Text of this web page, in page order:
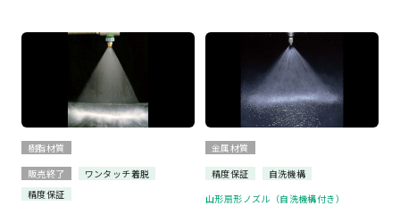
樹脂材質
販売終了
ワンタッチ着脱
精度保証
金属材質
精度保証
自洗機構
山形扇形ノズル（自洗機構付き）